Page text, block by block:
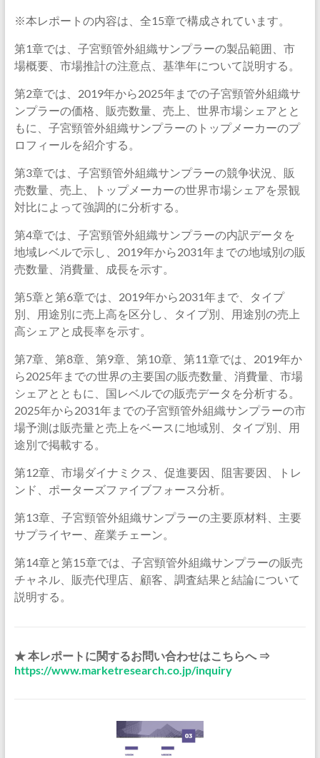
※本レポートの内容は、全15章で構成されています。
第1章では、子宮頸管外組織サンプラーの製品範囲、市
場概要、市場推計の注意点、基準年について説明する。
第2章では、2019年から2025年までの子宮頸管外組織サ
ンプラーの価格、販売数量、売上、世界市場シェアとと
もに、子宮頸管外組織サンプラーのトップメーカーのプ
ロフィールを紹介する。
第3章では、子宮頸管外組織サンプラーの競争状況、販
売数量、売上、トップメーカーの世界市場シェアを景観
対比によって強調的に分析する。
第4章では、子宮頸管外組織サンプラーの内訳データを
地域レベルで示し、2019年から2031年までの地域別の販
売数量、消費量、成長を示す。
第5章と第6章では、2019年から2031年まで、タイプ
別、用途別に売上高を区分し、タイプ別、用途別の売上
高シェアと成長率を示す。
第7章、第8章、第9章、第10章、第11章では、2019年か
ら2025年までの世界の主要国の販売数量、消費量、市場
シェアとともに、国レベルでの販売データを分析する。
2025年から2031年までの子宮頸管外組織サンプラーの市
場予測は販売量と売上をベースに地域別、タイプ別、用
途別で掲載する。
第12章、市場ダイナミクス、促進要因、阻害要因、トレ
ンド、ポーターズファイブフォース分析。
第13章、子宮頸管外組織サンプラーの主要原材料、主要
サプライヤー、産業チェーン。
第14章と第15章では、子宮頸管外組織サンプラーの販売
チャネル、販売代理店、顧客、調査結果と結論について
説明する。
★ 本レポートに関するお問い合わせはこちらへ ⇒
https://www.marketresearch.co.jp/inquiry